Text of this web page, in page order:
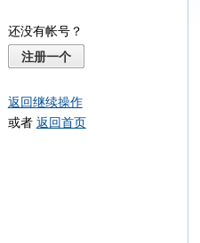
还没有帐号？
注册一个
返回继续操作
或者 返回首页